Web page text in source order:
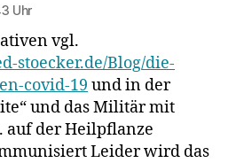
Uhr
vgl.
stoecker.de/Blog/die-
covid-19 und in der
und das Militär mit
auf der Heilpflanze
Leider wird das